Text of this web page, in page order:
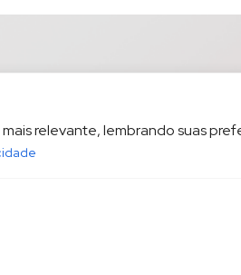
relevante, lembrando suas